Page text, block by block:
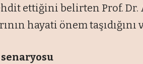
ettiğini belirten Prof. Dr.
hayati önem taşıdığını